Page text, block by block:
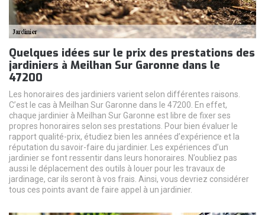
Quelques idées sur le prix des prestations des
jardiniers à Meilhan Sur Garonne dans le
47200
Les honoraires des jardiniers varient selon différentes raisons.
C’est le cas à Meilhan Sur Garonne dans le 47200. En effet,
chaque jardinier à Meilhan Sur Garonne est libre de fixer ses
propres honoraires selon ses prestations. Pour bien évaluer le
rapport qualité-prix, étudiez bien les années d’expérience et la
réputation du savoir-faire du jardinier. Les expériences d’un
jardinier se font ressentir dans leurs honoraires. N’oubliez pas
aussi le déplacement des outils à louer pour les travaux de
jardinage, car ils seront à vos frais. Ainsi, vous devriez considérer
tous ces points avant de faire appel à un jardinier.